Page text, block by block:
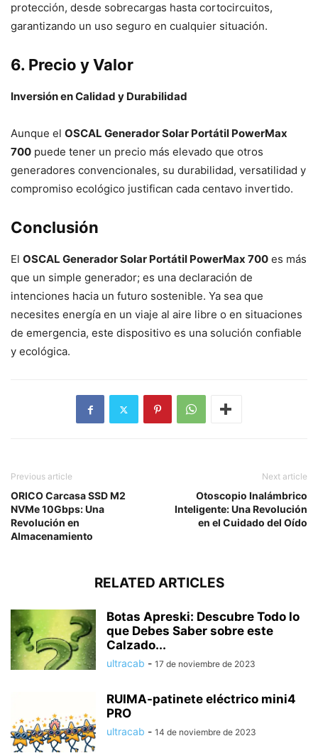
protección, desde sobrecargas hasta cortocircuitos,
garantizando un uso seguro en cualquier situación.
6. Precio y Valor
Inversión en Calidad y Durabilidad
Aunque el OSCAL Generador Solar Portátil PowerMax
700 puede tener un precio más elevado que otros
generadores convencionales, su durabilidad, versatilidad y
compromiso ecológico justifican cada centavo invertido.
Conclusión
El OSCAL Generador Solar Portátil PowerMax 700 es más
que un simple generador; es una declaración de
intenciones hacia un futuro sostenible. Ya sea que
necesites energía en un viaje al aire libre o en situaciones
de emergencia, este dispositivo es una solución confiable
y ecológica.
Previous article
ORICO Carcasa SSD M2
NVMe 10Gbps: Una
Revolución en
Almacenamiento
Next article
Otoscopio Inalámbrico
Inteligente: Una Revolución
en el Cuidado del Oído
RELATED ARTICLES
Botas Apreski: Descubre Todo lo
que Debes Saber sobre este
Calzado...
ultracab - 17 de noviembre de 2023
RUIMA-patinete eléctrico mini4
PRO
ultracab - 14 de noviembre de 2023